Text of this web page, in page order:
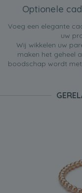
Optionele
Voeg een elegante
uw
Wij wikkelen uw
maken het geheel
boodschap wordt